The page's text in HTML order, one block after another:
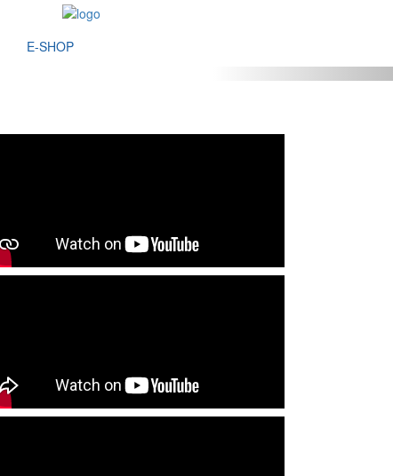
E-SHOP
CANICROSS, SCOOTERJÖRING
DOGTREKKING
Následující